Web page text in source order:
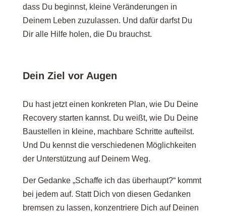
dass Du beginnst, kleine Veränderungen in
Deinem Leben zuzulassen. Und dafür darfst Du
Dir alle Hilfe holen, die Du brauchst.
Dein Ziel vor Augen
Du hast jetzt einen konkreten Plan, wie Du Deine
Recovery starten kannst. Du weißt, wie Du Deine
Baustellen in kleine, machbare Schritte aufteilst.
Und Du kennst die verschiedenen Möglichkeiten
der Unterstützung auf Deinem Weg.
Der Gedanke „Schaffe ich das überhaupt?“ kommt
bei jedem auf. Statt Dich von diesen Gedanken
bremsen zu lassen, konzentriere Dich auf Deinen